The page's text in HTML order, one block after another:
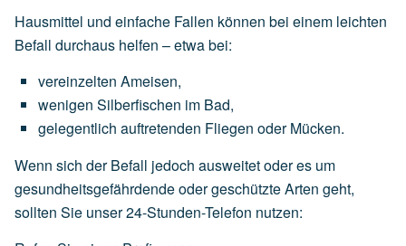
Hausmittel und einfache Fallen können bei einem leichten
Befall durchaus helfen – etwa bei:
vereinzelten Ameisen,
wenigen Silberfischen im Bad,
gelegentlich auftretenden Fliegen oder Mücken.
Wenn sich der Befall jedoch ausweitet oder es um
gesundheitsgefährdende oder geschützte Arten geht,
sollten Sie unser 24-Stunden-Telefon nutzen: